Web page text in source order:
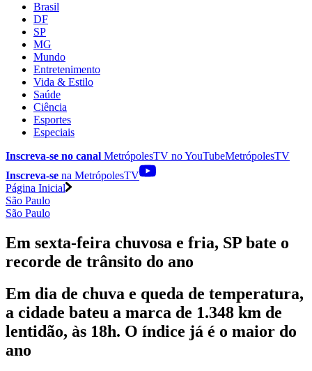
Brasil
DF
SP
MG
Mundo
Entretenimento
Vida & Estilo
Saúde
Ciência
Esportes
Especiais
Inscreva-se no canal MetrópolesTV noYouTubeMetrópolesTV
Inscreva-se na MetrópolesTV
Página Inicial
São Paulo
São Paulo
Em sexta-feira chuvosa e fria, SP bate o
recorde de trânsito do ano
Em dia de chuva e queda de temperatura,
a cidade bateu a marca de 1.348 km de
lentidão, às 18h. O índice já é o maior do
ano